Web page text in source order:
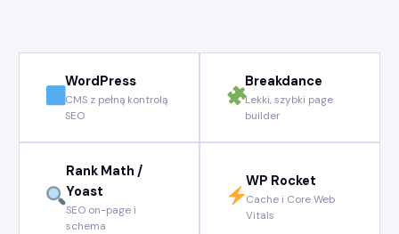
WordPress
CMS z pełną kontrolą
SEO
Breakdance
Lekki, szybki page
builder
Rank Math /
Yoast
SEO on-page i
schema
WP Rocket
Cache i Core Web
Vitals